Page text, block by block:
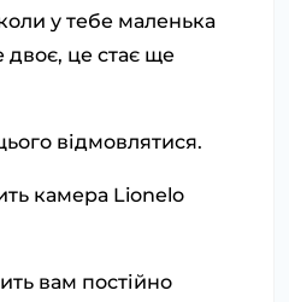
у тебе маленька
двоє, це стає ще
відмовлятися.
камера Lionelo
вам постійно